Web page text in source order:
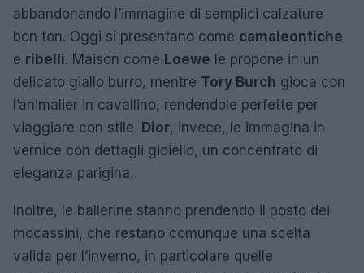
abbandonando l’immagine di semplici calzature
bon ton. Oggi si presentano come camaleontiche
e ribelli. Maison come Loewe le propone in un
delicato giallo burro, mentre Tory Burch gioca con
l’animalier in cavallino, rendendole perfette per
viaggiare con stile. Dior, invece, le immagina in
vernice con dettagli gioiello, un concentrato di
eleganza parigina.
Inoltre, le ballerine stanno prendendo il posto dei
mocassini, che restano comunque una scelta
valida per l’inverno, in particolare quelle